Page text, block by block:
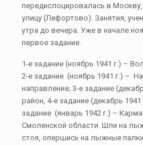
передислоцировалась в
улицу (Лефортово). Занятия,
утра до вечера. Уже в начале
первое задание.
1-е задание (ноябрь 1941 г.) –
2-е задание (ноябрь 1941 г.) –
направление; 3-е задание
район, 4-е задание (декабрь
задание (январь 1942 г.) –
Смоленской области. Шли на
стоя, опершись на лыжные